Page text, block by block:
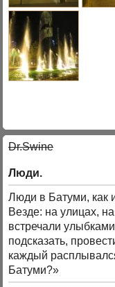
Dr.Swine
Люди.
Люди в Батуми, как
Везде: на улицах,
встречали
подсказать,
каждый
Батуми?»